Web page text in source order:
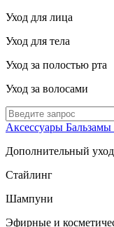
Уход для лица
Уход для тела
Уход за полостью рта
Уход за волосами
Аксессуары
Дополнительный уход
Стайлинг
Шампуни
Эфирные и